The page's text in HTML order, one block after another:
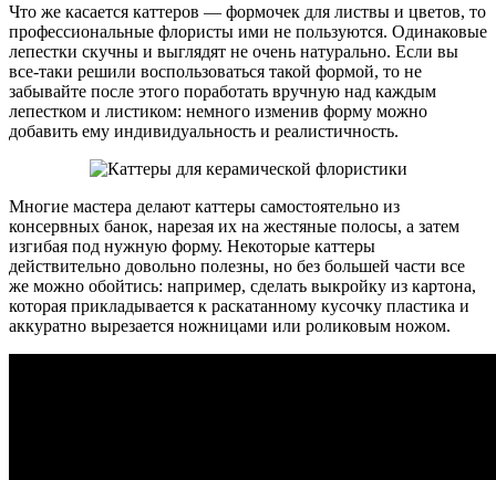
Что же касается каттеров — формочек для листвы и цветов, то
профессиональные флористы ими не пользуются. Одинаковые
лепестки скучны и выглядят не очень натурально. Если вы
все-таки решили воспользоваться такой формой, то не
забывайте после этого поработать вручную над каждым
лепестком и листиком: немного изменив форму можно
добавить ему индивидуальность и реалистичность.
Многие мастера делают каттеры самостоятельно из
консервных банок, нарезая их на жестяные полосы, а затем
изгибая под нужную форму. Некоторые каттеры
действительно довольно полезны, но без большей части все
же можно обойтись: например, сделать выкройку из картона,
которая прикладывается к раскатанному кусочку пластика и
аккуратно вырезается ножницами или роликовым ножом.